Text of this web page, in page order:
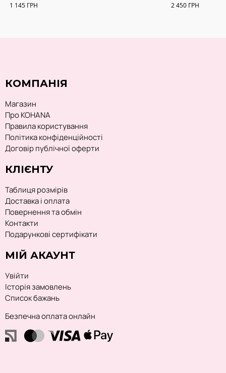
1 145 ГРН 2 450 ГРН
КОМПАНІЯ
Магазин
Про KOHANA
Правила користування
Політика конфіденційності
Договір публічної оферти
КЛІЄНТУ
Таблиця розмірів
Доставка і оплата
Повернення та обмін
Контакти
Подарункові сертифікати
МІЙ АКАУНТ
Увійти
Історія замовлень
Список бажань
Безпечна оплата онлайн